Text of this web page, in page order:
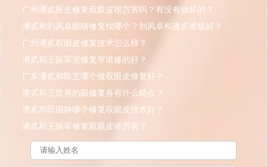
经历、手术风格、口碑和价格全面分析
广州潘贰医生修复双眼皮很厉害吗？有没有做坏的？
潘贰和刘风卓眼睛修复找哪个？刘风卓和潘贰谁最好？
广州潘贰双眼皮修复技术怎么样？
潘贰和王振军宽修复窄谁修的好？
广东潘贰和陈芝哪个做双眼皮修复好？
潘贰和王世勇的眼修复各有什么特点？
潘贰和田国静哪个修复双眼皮技术好？
潘贰和王振军修复双眼皮谁厉害？